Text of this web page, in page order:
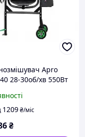
Apro
28-30об/хв 550Вт
1209₴/міс
₴